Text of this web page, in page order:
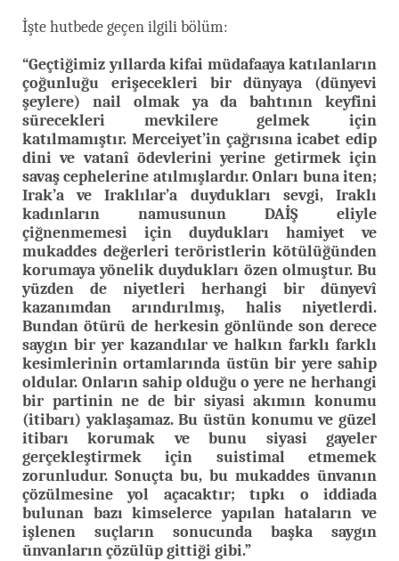
İşte hutbede geçen ilgili bölüm:
“Geçtiğimiz yıllarda kifai müdafaaya katılanların
çoğunluğu erişecekleri bir dünyaya (dünyevi
şeylere) nail olmak ya da bahtının keyfini
sürecekleri mevkilere gelmek için
katılmamıştır. Merceiyet’in çağrısına icabet edip
dini ve vatanî ödevlerini yerine getirmek için
savaş cephelerine atılmışlardır. Onları buna iten;
Irak’a ve Iraklılar’a duydukları sevgi, Iraklı
kadınların namusunun DAİŞ eliyle
çiğnenmemesi için duydukları hamiyet ve
mukaddes değerleri teröristlerin kötülüğünden
korumaya yönelik duydukları özen olmuştur. Bu
yüzden de niyetleri herhangi bir dünyevî
kazanımdan arındırılmış, halis niyetlerdi.
Bundan ötürü de herkesin gönlünde son derece
saygın bir yer kazandılar ve halkın farklı farklı
kesimlerinin ortamlarında üstün bir yere sahip
oldular. Onların sahip olduğu o yere ne herhangi
bir partinin ne de bir siyasi akımın konumu
(itibarı) yaklaşamaz. Bu üstün konumu ve güzel
itibarı korumak ve bunu siyasi gayeler
gerçekleştirmek için suistimal etmemek
zorunludur. Sonuçta bu, bu mukaddes ünvanın
çözülmesine yol açacaktır; tıpkı o iddiada
bulunan bazı kimselerce yapılan hataların ve
işlenen suçların sonucunda başka saygın
ünvanların çözülüp gittiği gibi.”